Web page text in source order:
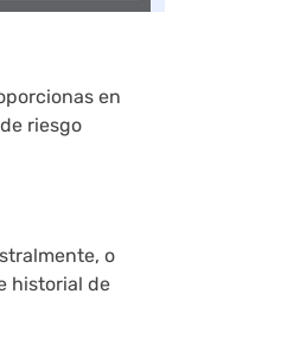
en
riesgo
o
historial de